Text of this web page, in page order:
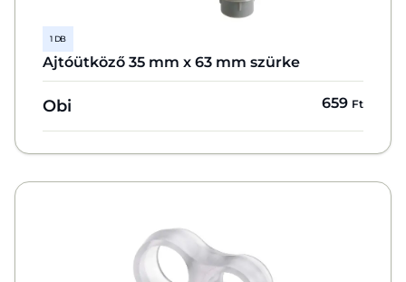
1 DB
Ajtóütköző 35 mm x 63 mm szürke
Obi 659 Ft